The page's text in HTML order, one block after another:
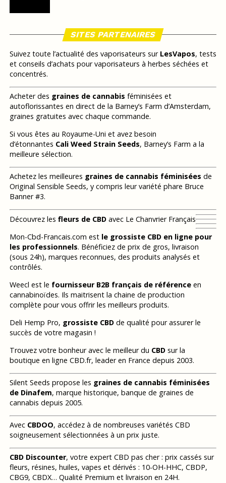
SITES PARTENAIRES
Suivez toute l’actualité des vaporisateurs sur LesVapos, tests
et conseils d’achats pour vaporisateurs à herbes séchées et
concentrés.
Acheter des graines de cannabis féminisées et
autoflorissantes en direct de la Barney’s Farm d’Amsterdam,
graines gratuites avec chaque commande.
Si vous êtes au Royaume-Uni et avez besoin
d’étonnantes Cali Weed Strain Seeds, Barney’s Farm a la
meilleure sélection.
Achetez les meilleures graines de cannabis féminisées de
Original Sensible Seeds, y compris leur variété phare Bruce
Banner #3.
Découvrez les fleurs de CBDavec Le Chanvrier Français
Mon-Cbd-Francais.com est le grossiste CBD en ligne pour
les professionnels. Bénéficiez de prix de gros, livraison
(sous 24h), marques reconnues, des produits analysés et
contrôlés.
Weecl est le fournisseur B2B français de référenceen
cannabinoïdes. Ils maitrisent la chaine de production
complète pour vous offrir les meilleurs produits.
Deli Hemp Pro, grossiste CBDde qualité pour assurer le
succès de votre magasin !
Trouvez votre bonheur avec le meilleur du CBDsur la
boutique en ligne CBD.fr, leader en France depuis 2003.
Silent Seeds propose les graines de cannabis féminisées
de Dinafem, marque historique, banque de graines de
cannabis depuis 2005.
Avec CBDOO, accédez à de nombreuses variétés CBD
soigneusement sélectionnées à un prix juste.
CBD Discounter, votre expert CBD pas cher : prix cassés sur
fleurs, résines, huiles, vapes et dérivés : 10-OH-HHC, CBDP,
CBG9, CBDX… Qualité Premium et livraison en 24H.